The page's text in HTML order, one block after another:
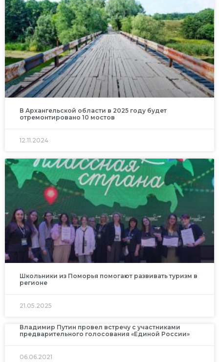
В Архангельской области в 2025 году будет
отремонтировано 10 мостов
12.11.2024
Школьники из Поморья помогают развивать туризм в
регионе
21.05.2025
Владимир Путин провел встречу с участниками
предварительного голосования «Единой России»
06.06.2021